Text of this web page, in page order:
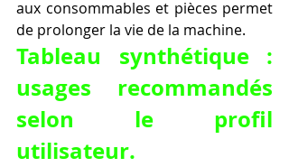
aux consommables et pièces permet
de prolonger la vie de la machine.
Tableau synthétique :
usages recommandés
selon le profil
utilisateur.